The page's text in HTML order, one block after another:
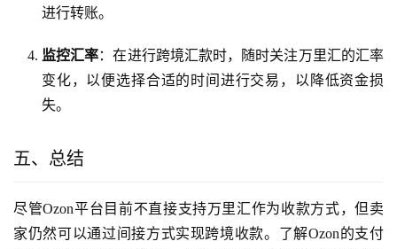
进行转账。
监控汇率：在进行跨境汇款时，随时关注万里汇的汇率
变化，以便选择合适的时间进行交易，以降低资金损
失。
五、总结
尽管Ozon平台目前不直接支持万里汇作为收款方式，但卖
家仍然可以通过间接方式实现跨境收款。了解Ozon的支付